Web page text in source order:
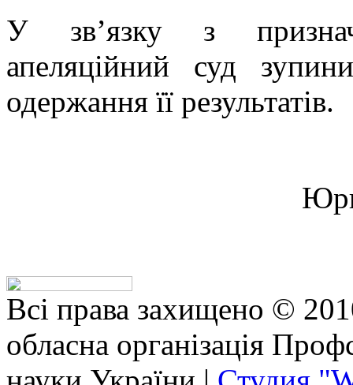
У зв’язку з
апеляційний суд
одержання її результатів.
Всі права захищено ©
обласна організація